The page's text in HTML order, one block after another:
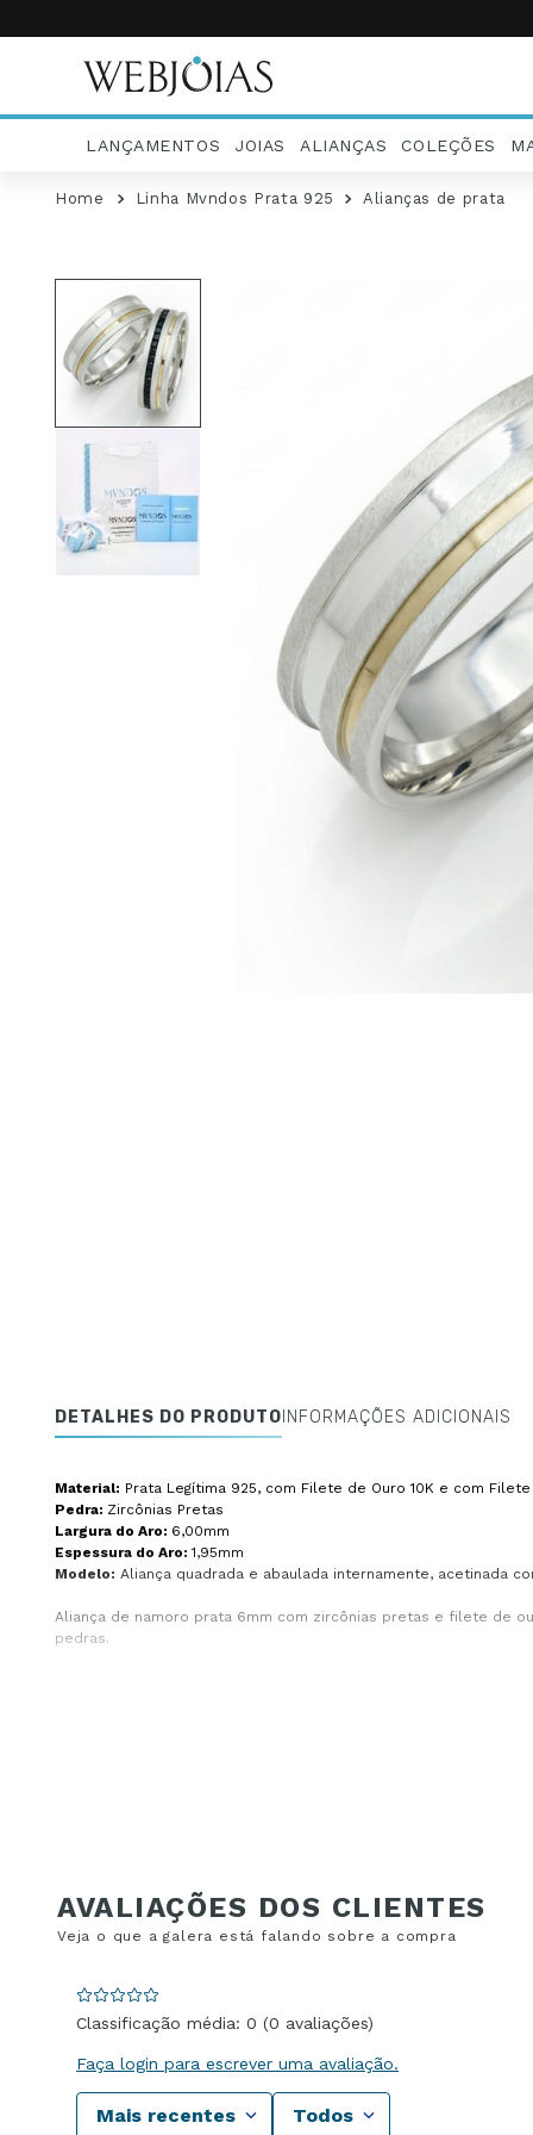
LANÇAMENTOS JOIAS ALIANÇAS COLEÇÕES
Linha Mvndos Prata 925 Alianças de prata
DETALHES DO PRODUTO INFORMAÇÕES ADICIONAIS
Material: Prata Legítima 925, com Filete de Ouro 10K e com
Pedra: Zircônias Pretas
Largura do Aro: 6,00mm
Espessura do Aro:1,95mm
Modelo: Aliança quadrada e abaulada internamente, acetinada
Aliança de namoro prata 6mm com zircônias pretas e filete de
pedras.
A prata fosca ao redor atua como base neutra, permitindo que
A espessura de 1,95mm reforça essa sensação. Existe volume
Classificação média: 0 (0 avaliações)
Faça login para escrever uma avaliação.
Mais recentes Todos